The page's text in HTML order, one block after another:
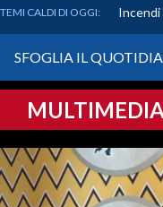
CRONACA SARDEGNA
PROVINCIA DI CAGLIARI
SULCIS IGLESIENTE
TEMI CALDI DI OGGI: Incendi
SFOGLIA IL